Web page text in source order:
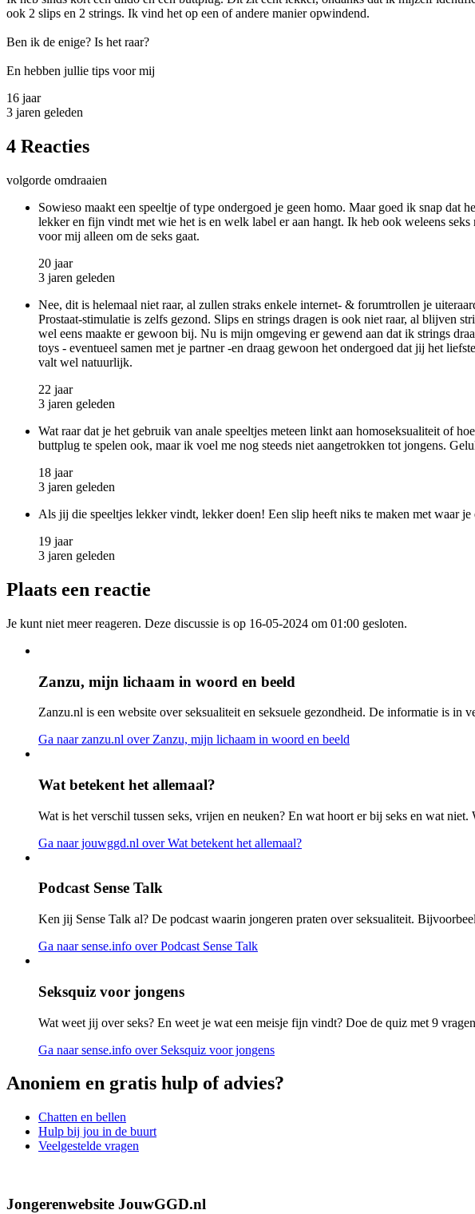
ook 2 slips en 2 strings. Ik vind het op een of andere manier opwindend.
Ben ik de enige? Is het raar?
En hebben jullie tips voor mij
16 jaar
3 jaren geleden
4 Reacties
volgorde omdraaien
Sowieso maakt een speeltje of type ondergoed je geen homo. Maar goed ik snap dat
lekker en fijn vindt met wie het is en welk label er aan hangt. Ik heb ook weleens
voor mij alleen om de seks gaat.
20 jaar
3 jaren geleden
Nee, dit is helemaal niet raar, al zullen straks enkele internet- & forumtrollen je
Prostaat-stimulatie is zelfs gezond. Slips en strings dragen is ook niet raar, al blijven
wel eens maakte er gewoon bij. Nu is mijn omgeving er gewend aan dat ik strings
toys - eventueel samen met je partner -en draag gewoon het ondergoed dat jij het
valt wel natuurlijk.
22 jaar
3 jaren geleden
Wat raar dat je het gebruik van anale speeltjes meteen linkt aan homoseksualiteit of
buttplug te spelen ook, maar ik voel me nog steeds niet aangetrokken tot jongens.
18 jaar
3 jaren geleden
Als jij die speeltjes lekker vindt, lekker doen! Een slip heeft niks te maken met waar
19 jaar
3 jaren geleden
Plaats een reactie
Je kunt niet meer reageren. Deze discussie is op 16-05-2024 om 01:00 gesloten.
Zanzu, mijn lichaam in woord en beeld
Zanzu.nl is een website over seksualiteit en seksuele gezondheid. De informatie is in
Ga naar zanzu.nl over Zanzu, mijn lichaam in woord en beeld
Wat betekent het allemaal?
Wat is het verschil tussen seks, vrijen en neuken? En wat hoort er bij seks en wat
Ga naar jouwggd.nl over Wat betekent het allemaal?
Podcast Sense Talk
Ken jij Sense Talk al? De podcast waarin jongeren praten over seksualiteit.
Ga naar sense.info over Podcast Sense Talk
Seksquiz voor jongens
Wat weet jij over seks? En weet je wat een meisje fijn vindt? Doe de quiz met 9
Ga naar sense.info over Seksquiz voor jongens
Anoniem en gratis hulp of advies?
Chatten en bellen
Hulp bij jou in de buurt
Veelgestelde vragen
Jongerenwebsite JouwGGD.nl